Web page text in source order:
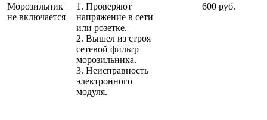
Морозильник
не включается
1. Проверяют
напряжение в сети
или розетке.
2. Вышел из строя
сетевой фильтр
морозильника.
3. Неисправность
электронного
модуля.
600 руб.